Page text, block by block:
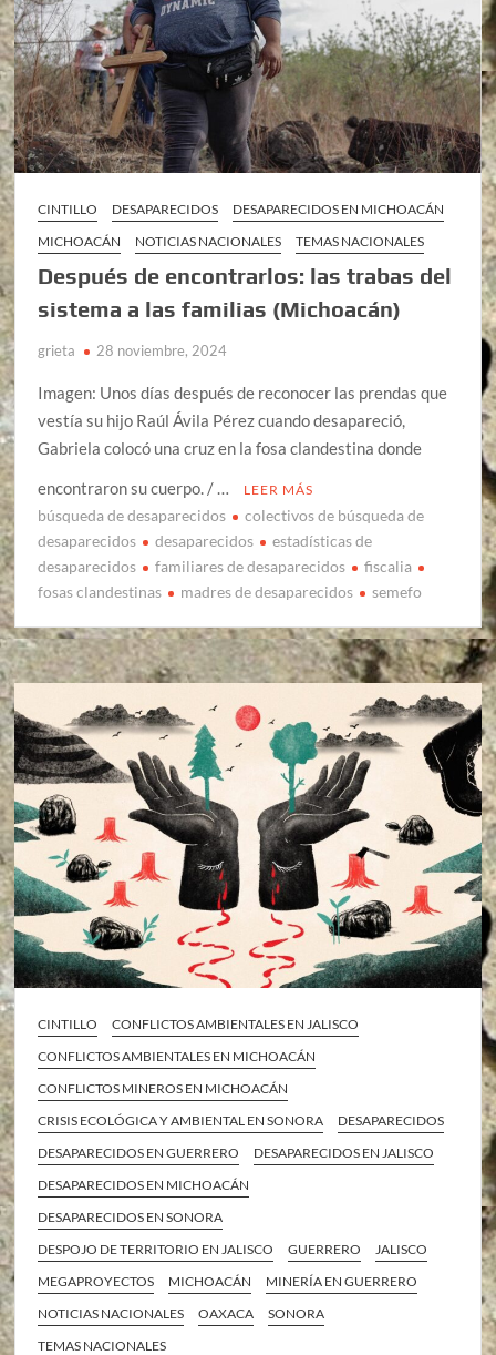
CINTILLO DESAPARECIDOS
DESAPARECIDOS EN MICHOACÁN
MICHOACÁN
NOTICIAS NACIONALES TEMAS NACIONALES
Después de encontrarlos: las trabas del
sistema a las familias (Michoacán)
grieta 28 noviembre, 2024
Imagen: Unos días después de reconocer las prendas que
vestía su hijo Raúl Ávila Pérez cuando desapareció,
Gabriela colocó una cruz en la fosa clandestina donde
encontraron su cuerpo. / …
LEER MÁS
búsqueda de desaparecidos
colectivos de búsqueda de
desaparecidos
desaparecidos
estadísticas de
desaparecidos
familiares de desaparecidos
fiscalia
fosas clandestinas
madres de desaparecidos semefo
CINTILLO
CONFLICTOS AMBIENTALES EN JALISCO
CONFLICTOS AMBIENTALES EN MICHOACÁN
CONFLICTOS MINEROS EN MICHOACÁN
CRISIS ECOLÓGICA Y AMBIENTAL EN SONORA
DESAPARECIDOS
DESAPARECIDOS EN GUERRERO
DESAPARECIDOS EN JALISCO
DESAPARECIDOS EN MICHOACÁN
DESAPARECIDOS EN SONORA
DESPOJO DE TERRITORIO EN JALISCO
GUERRERO
JALISCO
MEGAPROYECTOS
MICHOACÁN
MINERÍA EN GUERRERO
NOTICIAS NACIONALES
OAXACA
SONORA
TEMAS NACIONALES